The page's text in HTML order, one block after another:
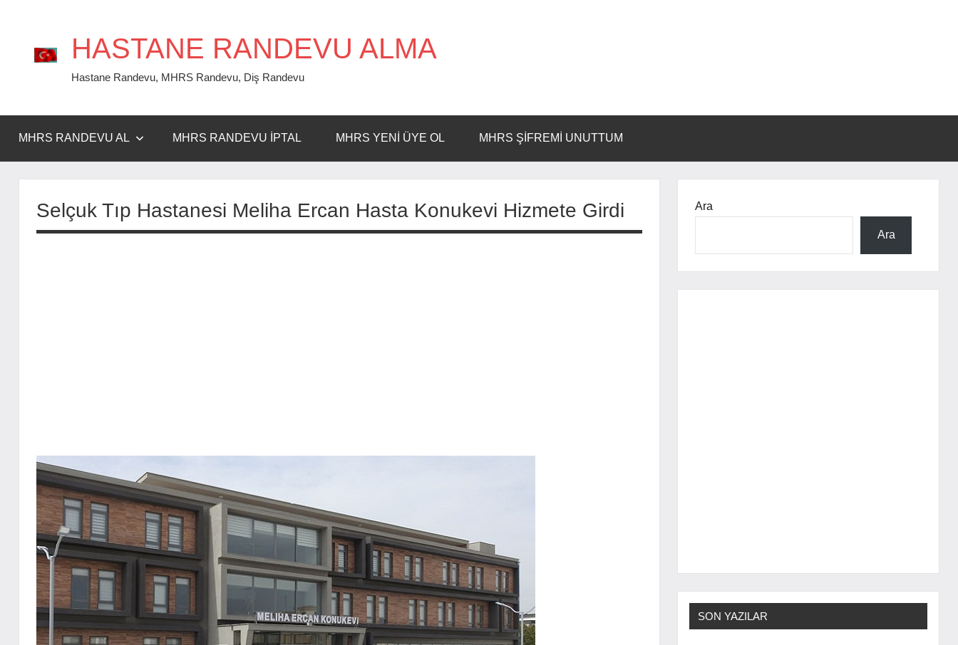
HASTANE RANDEVU ALMA
Hastane Randevu, MHRS Randevu, Diş Randevu
MHRS RANDEVU AL MHRS RANDEVU İPTAL MHRS YENI ÜYE OL MHRS ŞIFREMI UNUTTUM
Selçuk Tıp Hastanesi Meliha Ercan Hasta Konukevi Hizmete Girdi Ara
Ara
SON YAZILAR